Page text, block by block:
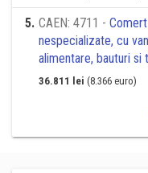
5. CAEN: 4711 -
nespecializate, cu
alimentare, bauturi si
36.811 lei (8.366 euro)